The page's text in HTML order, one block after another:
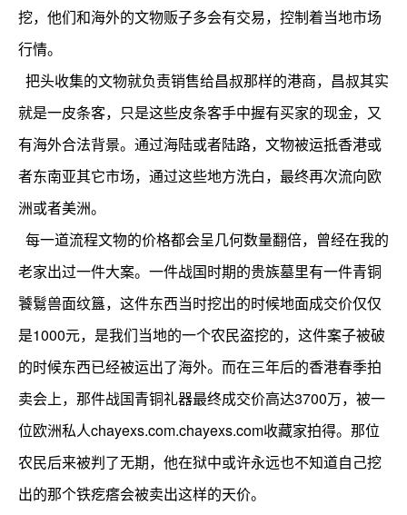
挖，他们和海外的文物贩子多会有交易，控制着当地市场
行情。
把头收集的文物就负责销售给昌叔那样的港商，昌叔其实
就是一皮条客，只是这些皮条客手中握有买家的现金，又
有海外合法背景。通过海陆或者陆路，文物被运抵香港或
者东南亚其它市场，通过这些地方洗白，最终再次流向欧
洲或者美洲。
每一道流程文物的价格都会呈几何数量翻倍，曾经在我的
老家出过一件大案。一件战国时期的贵族墓里有一件青铜
饕鬄兽面纹簋，这件东西当时挖出的时候地面成交价仅仅
是1000元，是我们当地的一个农民盗挖的，这件案子被破
的时候东西已经被运出了海外。而在三年后的香港春季拍
卖会上，那件战国青铜礼器最终成交价高达3700万，被一
位欧洲私人chayexs.com.chayexs.com收藏家拍得。那位
农民后来被判了无期，他在狱中或许永远也不知道自己挖
出的那个铁疙瘩会被卖出这样的天价。